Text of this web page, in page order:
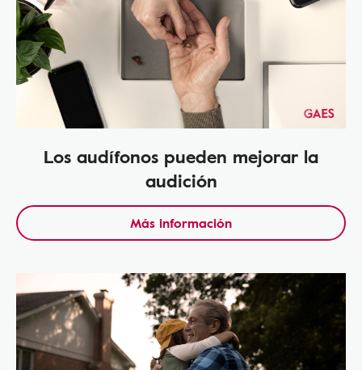
Los audífonos pueden mejorar la
audición
Más información